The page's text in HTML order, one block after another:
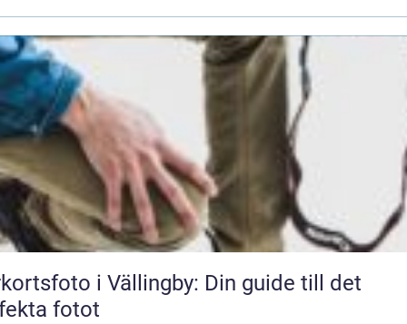
i Vällingby: Din guide till det
fotot